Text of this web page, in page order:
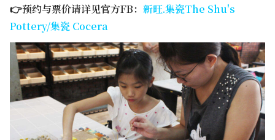
👉预约与票价请详见官方FB： 新旺.集瓷The Shu's
Pottery/集瓷 Cocera